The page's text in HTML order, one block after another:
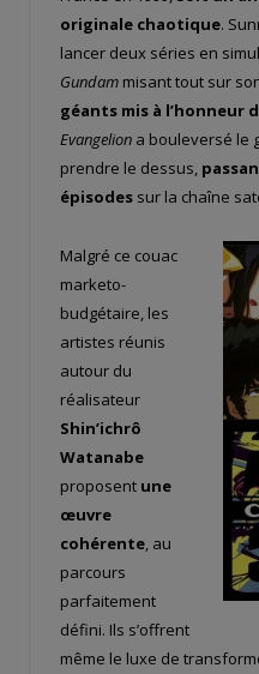
originale chaotique.
lancer deux séries en
Gundam misant tout sur
géants mis à l’honneur
Evangelion a bouleversé le
prendre le dessus,
épisodes sur la chaîne
Malgré ce couac
marketo-
budgétaire, les
artistes réunis
autour du
réalisateur
Shin’ichrô
Watanabe
proposent une
œuvre
cohérente , au
parcours
parfaitement
défini. Ils s’offrent
même le luxe de